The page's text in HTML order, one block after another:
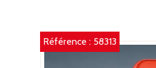
Référence : 58313